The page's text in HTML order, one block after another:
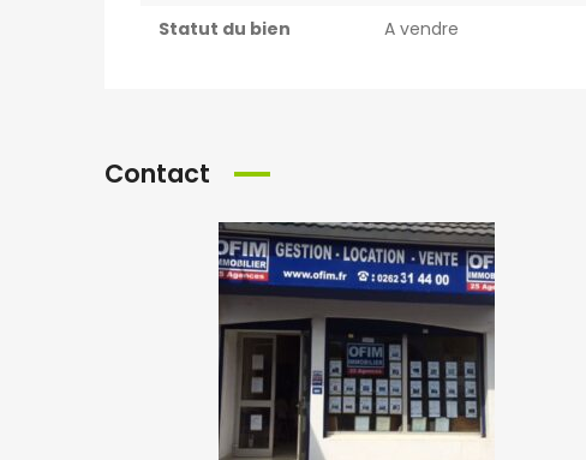
Statut du bien
A vendre
Contact